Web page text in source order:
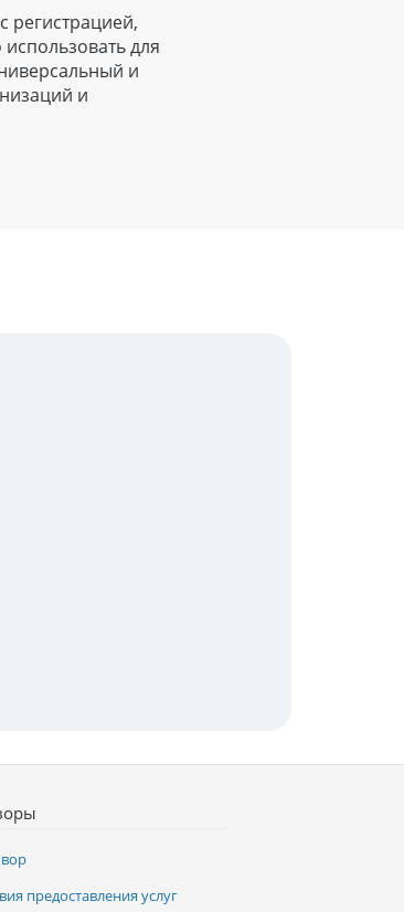
регистрацией,
для
и
и
предоставления услуг